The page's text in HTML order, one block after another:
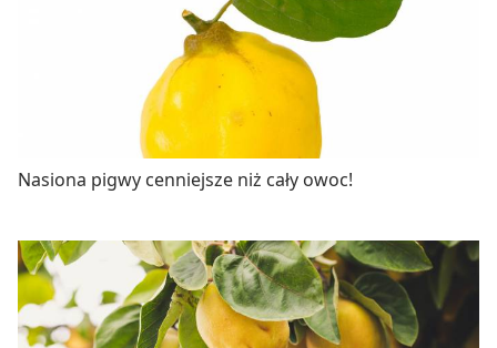
Nasiona pigwy cenniejsze niż cały owoc!